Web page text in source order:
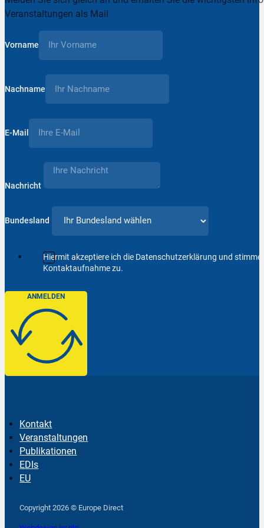
Veranstaltungen als Mail
Vorname
Nachname
E-Mail
Nachricht
Bundesland
Hiermit akzeptiere ich die Datenschutzerklärung und
Kontaktaufnahme zu.
ANMELDEN
Kontakt
Veranstaltungen
Publikationen
EDIs
EU
Copyright 2026 © Europe Direct